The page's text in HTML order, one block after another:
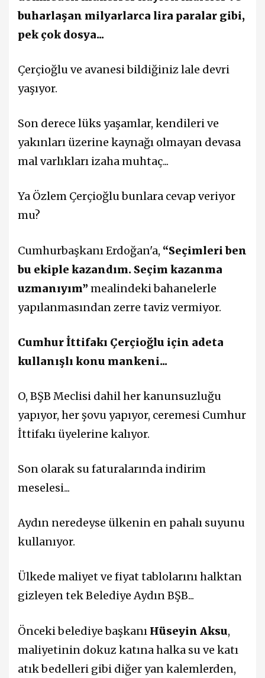
buharlaşan milyarlarca lira paralar gibi,
pek çok dosya...
Çerçioğlu ve avanesi bildiğiniz lale devri
yaşıyor.
Son derece lüks yaşamlar, kendileri ve
yakınları üzerine kaynağı olmayan devasa
mal varlıkları izaha muhtaç...
Ya Özlem Çerçioğlu bunlara cevap veriyor
mu?
Cumhurbaşkanı Erdoğan'a, “Seçimleri ben
bu ekiple kazandım. Seçim kazanma
uzmanıyım” mealindeki bahanelerle
yapılanmasından zerre taviz vermiyor.
Cumhur İttifakı Çerçioğlu için adeta
kullanışlı konu mankeni...
O, BŞB Meclisi dahil her kanunsuzluğu
yapıyor, her şovu yapıyor, ceremesi Cumhur
İttifakı üyelerine kalıyor.
Son olarak su faturalarında indirim
meselesi...
Aydın neredeyse ülkenin en pahalı suyunu
kullanıyor.
Ülkede maliyet ve fiyat tablolarını halktan
gizleyen tek Belediye Aydın BŞB...
Önceki belediye başkanı Hüseyin Aksu,
maliyetinin dokuz katına halka su ve katı
atık bedelleri gibi diğer yan kalemlerden,